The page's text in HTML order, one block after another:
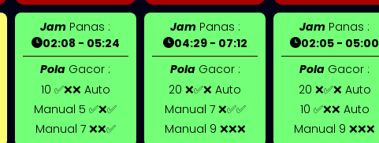
Jam Panas :
02:08 - 05:24
Pola Gacor :
10 ✅❌❌ Auto
Manual 5 ✅❌✅
Manual 7 ❌❌✅
JamPanas :
04:29 - 07:12
PolaGacor :
20 ❌✅❌ Auto
Manual 7 ❌✅✅
Manual 9 ❌❌❌
Jam Panas :
02:05 - 05:00
Pola Gacor :
20 ❌✅❌ Auto
10 ✅❌❌ Auto
Manual 9 ❌❌❌